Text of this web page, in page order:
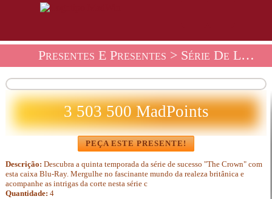
Presentes E Presentes > Série De Loja De Presentes
3 503 500 MadPoints
PEÇA ESTE PRESENTE!
Descrição: Descubra a quinta temporada da série de sucesso "The Crown" com
esta caixa Blu-Ray. Mergulhe no fascinante mundo da realeza britânica e
acompanhe as intrigas da corte nesta série c
Quantidade: 4